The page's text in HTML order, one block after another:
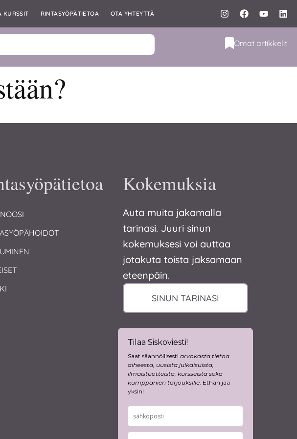
KURSSIT RINTASYÖPÄTIETOA OTA YHTEYTTÄ
Omat artikkelit
Kokemuksia
Auta muita jakamalla
tarinasi. Juuri sinun
kokemuksesi voi auttaa
jotakuta toista jaksamaan
eteenpäin.
SINUN TARINASI
Tilaa Siskoviesti!
Saat säännöllisesti arvokasta tietoa
aiheesta, uusista julkaisuista,
ilmaistuotteista, kursseista sekä
kumppanien tarjouksille. Ethän jää
yksin!